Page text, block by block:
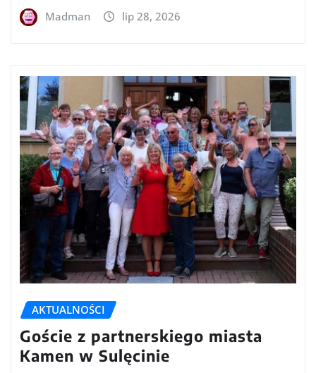
Madman lip 28, 2026
AKTUALNOŚCI
Goście z partnerskiego miasta
Kamen w Sulęcinie